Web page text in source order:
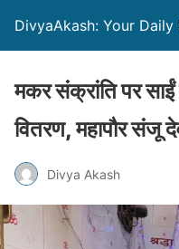
DivyaAkash: Your
मकर संक्रांति पर साईं
वितरण, महापौर संजू
Divya Akash